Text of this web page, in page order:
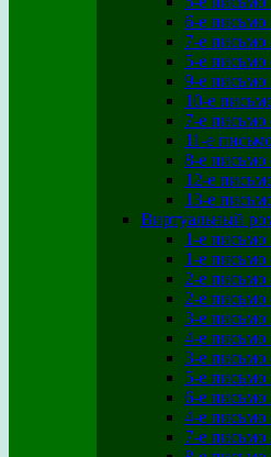
6-е письмо
7-е письмо
5-е письмо
9-е письмо
10-е
7-е письмо
11-е
8-е письмо
12-е
13-е
Виртуальный
1-е
1-е
2-е
2-е
3-е
4-е
3-е
5-е
6-е
4-е
7-е